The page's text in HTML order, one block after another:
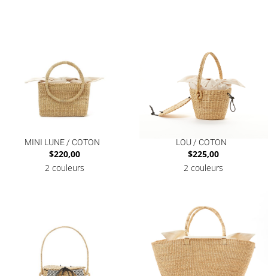
MINI LUNE / COTON
$220,00
2 couleurs
LOU / COTON
$225,00
2 couleurs